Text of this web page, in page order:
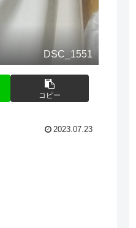
DSC_1551
コピー
2023.07.23